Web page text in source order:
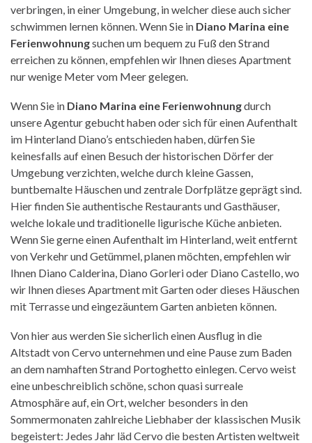
verbringen, in einer Umgebung, in welcher diese auch sicher
schwimmen lernen können. Wenn Sie in Diano Marina eine
Ferienwohnungsuchen um bequem zu Fuß den Strand
erreichen zu können, empfehlen wir Ihnen dieses Apartment
nur wenige Meter vom Meer gelegen.
Wenn Sie in Diano Marina eine Ferienwohnungdurch
unsere Agentur gebucht haben oder sich für einen Aufenthalt
im Hinterland Diano’s entschieden haben, dürfen Sie
keinesfalls auf einen Besuch der historischen Dörfer der
Umgebung verzichten, welche durch kleine Gassen,
buntbemalte Häuschen und zentrale Dorfplätze geprägt sind.
Hier finden Sie authentische Restaurants und Gasthäuser,
welche lokale und traditionelle ligurische Küche anbieten.
Wenn Sie gerne einen Aufenthalt im Hinterland, weit entfernt
von Verkehr und Getümmel, planen möchten, empfehlen wir
Ihnen Diano Calderina, Diano Gorleri oder Diano Castello, wo
wir Ihnen dieses Apartment mit Garten oder dieses Häuschen
mit Terrasse und eingezäuntem Garten anbieten können.
Von hier aus werden Sie sicherlich einen Ausflug in die
Altstadt von Cervo unternehmen und eine Pause zum Baden
an dem namhaften Strand Portoghetto einlegen. Cervo weist
eine unbeschreiblich schöne, schon quasi surreale
Atmosphäre auf, ein Ort, welcher besonders in den
Sommermonaten zahlreiche Liebhaber der klassischen Musik
begeistert: Jedes Jahr läd Cervo die besten Artisten weltweit